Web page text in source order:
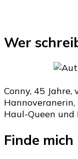
Wer
Conny, 45
Hannoveranerin,
Haul-Queen und
Finde mich